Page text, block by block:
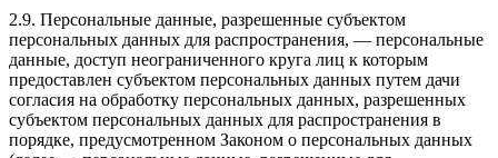
2.9. Персональные данные, разрешенные субъектом
персональных данных для распространения, — персональные
данные, доступ неограниченного круга лиц к которым
предоставлен субъектом персональных данных путем дачи
согласия на обработку персональных данных, разрешенных
субъектом персональных данных для распространения в
порядке, предусмотренном Законом о персональных данных